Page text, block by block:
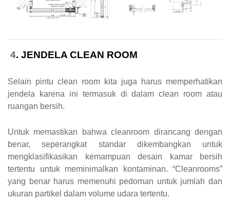
4. JENDELA CLEAN ROOM
Selain pintu clean room kita juga harus memperhatikan
jendela karena ini termasuk di dalam clean room atau
ruangan bersih.
Untuk memastikan bahwa cleanroom dirancang dengan
benar, seperangkat standar dikembangkan untuk
mengklasifikasikan kemampuan desain kamar bersih
tertentu untuk meminimalkan kontaminan. “Cleanrooms”
yang benar harus memenuhi pedoman untuk jumlah dan
ukuran partikel dalam volume udara tertentu.